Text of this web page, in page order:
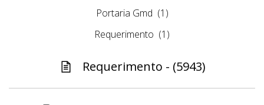
Portaria Gmd (1)
Requerimento (1)
Requerimento - (5943)